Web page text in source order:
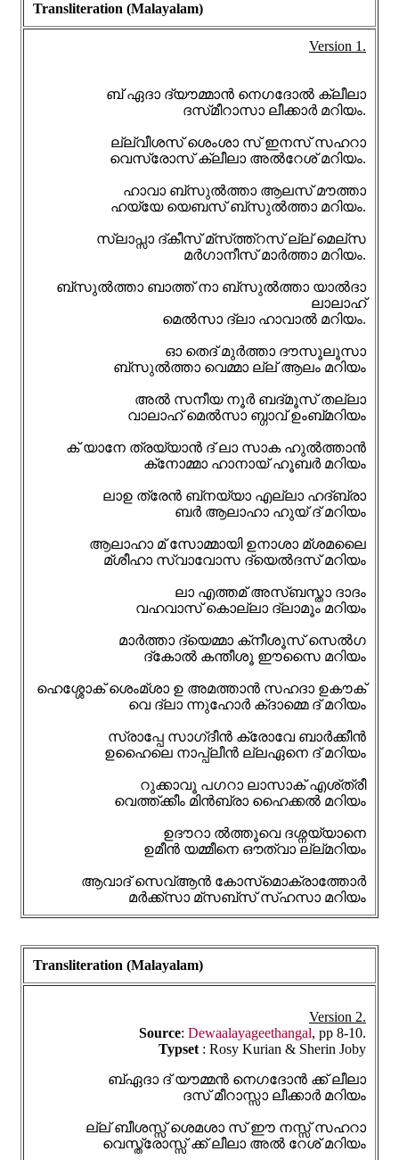
Transliteration (Malayalam)
Version 1.
ബ്‌ ഏദാ ദ്‌യൗമ്മാൻ നെഗദോൽ ക്ലീലാ
ദസ്‌മീറാസാ ലീക്കാർ മറിയം.
ല്ല്‌വീശസ് ശെംശാ സ് ഇനസ് സഹറാ
വെസ്രോസ് ക്ലീലാ അ‌ൽറേശ് മറിയം.
ഹാവാ ബ്‌സുൽത്താ ആലസ് മൗത്താ
ഹയ്യേ യെബസ് ബ്‌സുൽത്താ മറിയം.
സ്ലാപ്സാ ദ്‌കീസ് മ്സ്‌ത്ത്റസ് ല്ല് മെല്‌സ
മർഗാനീസ് മാർത്താ മറിയം.
ബ്സുൽത്താ ബാത്ത് നാ ബ്‌സുൽത്താ യാൽദാ
ലാലാഹ്
മെൽസാ ദ്‌ലാ ഹാവാൽ മറിയം.
ഓ തെദ് മുർത്താ ദൗസൂലൂസാ
ബ്സുൽത്താ വെമ്മാ ല്ല് ആലം മറിയം
അൽ സനീയ നൂർ ബദ്മൂസ് തല്ലാ
വാലാഹ് മെൽസാ ബ്ഗാവ് ഉംബ്‌മറിയം
ക് യാനേ ത്രയ്യാൻ ദ് ലാ സാക ഹുൽത്താൻ
ക്‌നോമ്മാ ഹാനായ് ഹൂബർ മറിയം
ലാഉ ത്രേൻ ബ്‌നയ്യാ എല്ലാ ഹദ്ബ്രാ
ബർ ആലാഹാ ഹുയ് ദ് മറിയം
ആലാഹാ മ് സോമ്മായി ഉനാശാ മ്ശമലൈ
മ്ശീഹാ സ്‌വാവോസ ദ്‌യെൽദസ് മറിയം
ലാ എത്തമ്‌ അസ്‌ബസ്താ ദാദം
വഹവാസ് കൊല്ലാ ദ്‌ലാമൂം മറിയം
മാർത്താ ദ്‌യെമ്മാ ക്‌നീശൂസ് സെൽഗ
ദ്കോൽ കന്തീശൂ ഈസൈ മറിയം
ഹെശ്ശോക് ശെംമ്ശാ ഉ അമത്താൻ സഹദാ ഉകൗക്
വെ ദ്‌ലാ ന്നുഹോർ ക്‌ദാമ്മെ ദ് മറിയം
സ്രാപ്പേ സാഗ്‌ദീൻ ക്രോവേ ബാർക്കീൻ
ഉഹൈലെ നാപ്പ്ലീൻ ല്ലഏനെ ദ് മറിയം
റുക്കാവൂ പഗറാ ലാസാക് എശ്ത്രീ
വെത്ത്ക്കീം മിൻബ്രാ ഹൈക്കൽ മറിയം
ഉദൗറാ ൽത്തൂവെ ദശ്നയ്യാനെ
ഉമീൻ യമ്മീനെ ഔത്വാ ല്ല്‌മറിയം
ആവാദ് സെവ്ആൻ കോസ്‌മൊക്രാത്തോർ
മർക്ക്സാ മ്‌സബ്സ് സ്‌ഹസാ മറിയം
Transliteration (Malayalam)
Version 2.
Source: Dewaalayageethangal, pp 8-10.
Typset : Rosy Kurian & Sherin Joby
ബ്ഏദാ ദ് യൗമ്മൻ നെഗദോൻ ക്ക് ലീലാ
ദസ് മീറാസ്സാ ലീക്കാർ മറിയം
ല്ല് ബീശസ്സ് ശെമശാ സ് ഈ നസ്സ് സഹറാ
വെസ്ത്രോസ്സ് ക്ക് ലീലാ അൽ റേശ് മറിയം